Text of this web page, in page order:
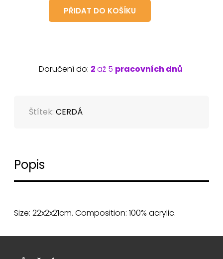
PŘIDAT DO KOŠÍKU
Doručení do: 2až 5 pracovních dnů
Štítek:CERDÁ
Popis
Size: 22x2x21cm. Composition: 100% acrylic.